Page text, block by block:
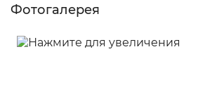
Фотогалерея